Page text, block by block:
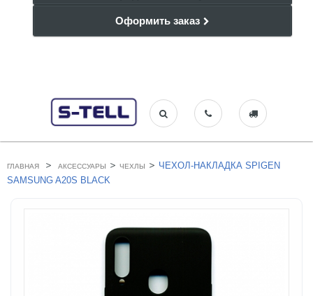
Оформить заказ
ГЛАВНАЯ > АКСЕССУАРЫ > ЧЕХЛЫ > ЧЕХОЛ-НАКЛАДКА SPIGEN
SAMSUNG A20S BLACK